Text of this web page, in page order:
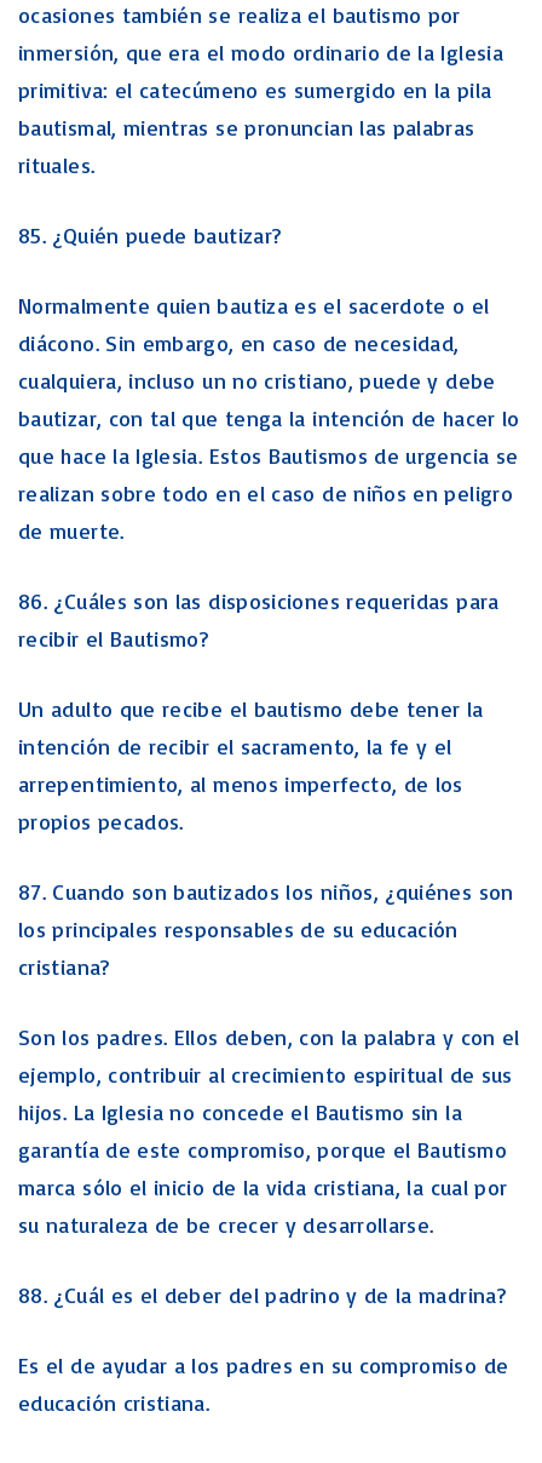
ocasiones también se realiza el bautismo por
inmersión, que era el modo ordinario de la Iglesia
primitiva: el catecúmeno es sumergido en la pila
bautismal, mientras se pronuncian las palabras
rituales.
85. ¿Quién puede bautizar?
Normalmente quien bautiza es el sacerdote o el
diácono. Sin embargo, en caso de necesidad,
cualquiera, incluso un no cristiano, puede y debe
bautizar, con tal que tenga la intención de hacer lo
que hace la Iglesia. Estos Bautismos de urgencia se
realizan sobre todo en el caso de niños en peligro
de muerte.
86. ¿Cuáles son las disposiciones requeridas para
recibir el Bautismo?
Un adulto que recibe el bautismo debe tener la
intención de recibir el sacramento, la fe y el
arrepentimiento, al menos imperfecto, de los
propios pecados.
87. Cuando son bautizados los niños, ¿quiénes son
los principales responsables de su educación
cristiana?
Son los padres. Ellos deben, con la palabra y con el
ejemplo, contribuir al crecimiento espiritual de sus
hijos. La Iglesia no concede el Bautismo sin la
garantía de este compromiso, porque el Bautismo
marca sólo el inicio de la vida cristiana, la cual por
su naturaleza de be crecer y desarrollarse.
88. ¿Cuál es el deber del padrino y de la madrina?
Es el de ayudar a los padres en su compromiso de
educación cristiana.